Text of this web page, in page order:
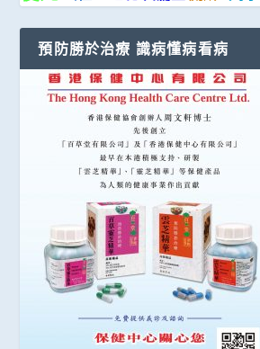
預防勝於治療 識病懂病看病